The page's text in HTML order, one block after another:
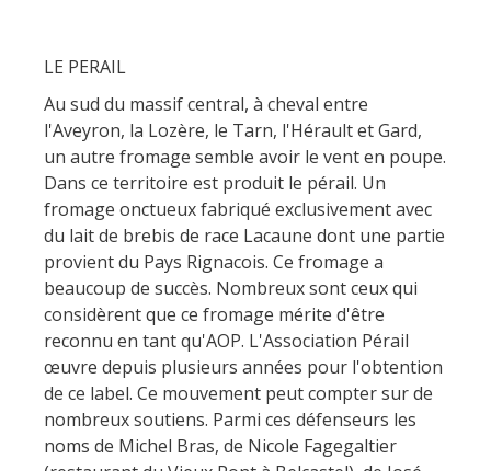
LE PERAIL
Au sud du massif central, à cheval entre
l'Aveyron, la Lozère, le Tarn, l'Hérault et Gard,
un autre fromage semble avoir le vent en poupe.
Dans ce territoire est produit le pérail. Un
fromage onctueux fabriqué exclusivement avec
du lait de brebis de race Lacaune dont une partie
provient du Pays Rignacois. Ce fromage a
beaucoup de succès. Nombreux sont ceux qui
considèrent que ce fromage mérite d'être
reconnu en tant qu'AOP. L'Association Pérail
œuvre depuis plusieurs années pour l'obtention
de ce label. Ce mouvement peut compter sur de
nombreux soutiens. Parmi ces défenseurs les
noms de Michel Bras, de Nicole Fagegaltier